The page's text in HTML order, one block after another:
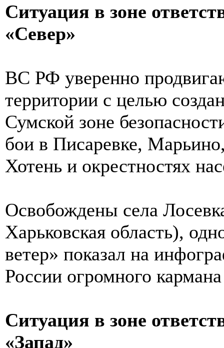
Ситуация в зоне
«Север»
ВС РФ уверенно
территории с целью
Сумской зоне
бои в Писаревке,
Хотень и окрестностях
Освобождены села
Харьковская область),
ветер» показал на
России огромного
Ситуация в зоне
«Запад»